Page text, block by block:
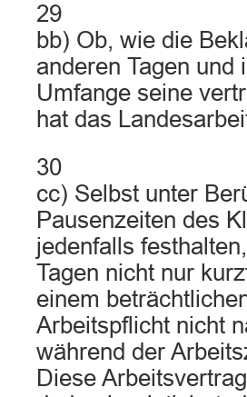
29
bb) Ob, wie die
anderen Tagen
Umfange seine
hat das
30
cc) Selbst unter
Pausenzeiten des
jedenfalls
Tagen nicht nur
einem
Arbeitspflicht nicht
während der
Diese